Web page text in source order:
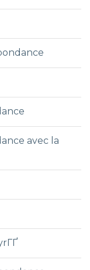
avec la